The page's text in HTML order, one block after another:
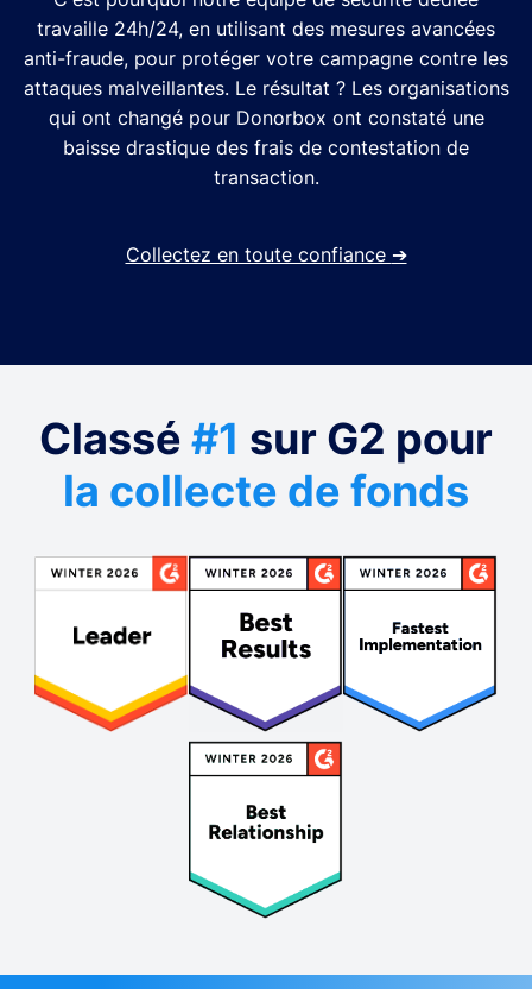
travaille 24h/24, en utilisant des mesures avancées
anti-fraude, pour protéger votre campagne contre les
attaques malveillantes. Le résultat ? Les organisations
qui ont changé pour Donorbox ont constaté une
baisse drastique des frais de contestation de
transaction.
Collectez en toute confiance ➔
Classé #1 sur G2 pour
la collecte de fonds